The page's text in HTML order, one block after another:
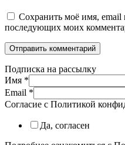
Сохранить моё имя, email
последующих моих
Подписка на рассылку
Имя *
Email *
Согласие с Политикой
Да, согласен